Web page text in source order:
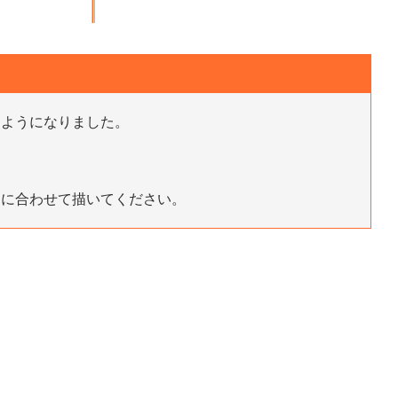
うになりました。
合わせて描いてください。